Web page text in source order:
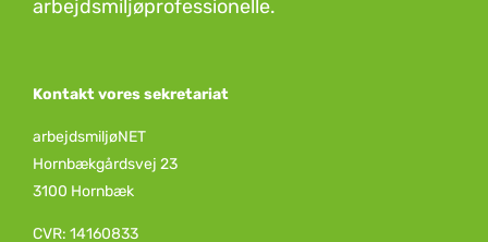
arbejdsmiljøprofessionelle.
Kontakt vores sekretariat
arbejdsmiljøNET
Hornbækgårdsvej 23
3100 Hornbæk
CVR: 14160833